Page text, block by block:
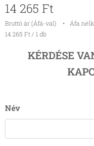
14 265 Ft
Bruttó ár (Áfá-val)
Áfa
14 265 Ft / 1 db
KÉRDÉSE
Név